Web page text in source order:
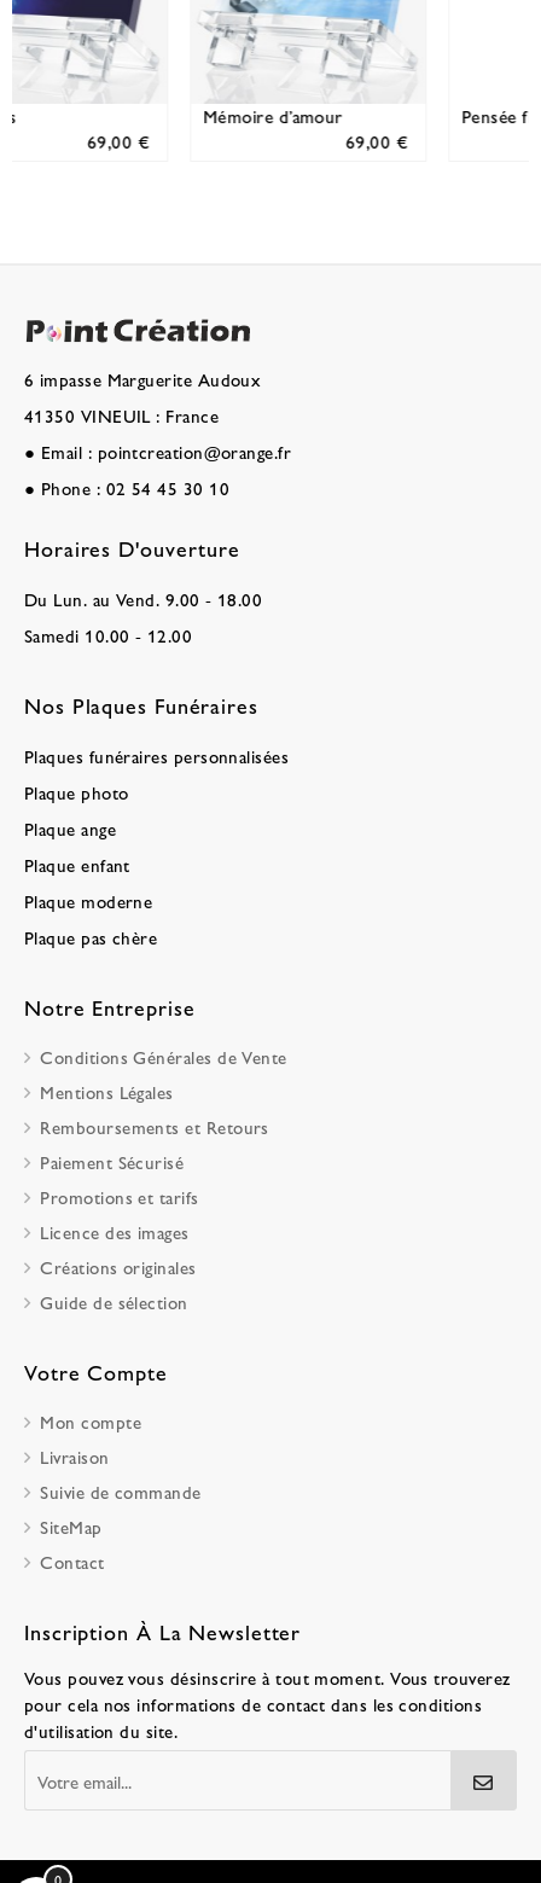
Vierge Marie
6 impasse Marguerite Audoux
41350 VINEUIL : France
● Email : pointcreation@orange.fr
● Phone : 02 54 45 30 10
Horaires D'ouverture
Du Lun. au Vend. 9.00 - 18.00
Samedi 10.00 - 12.00
Nos Plaques Funéraires
Plaques funéraires personnalisées
Plaque photo
Plaque ange
Plaque enfant
Plaque moderne
Plaque pas chère
Notre Entreprise
Conditions Générales de Vente
Mentions Légales
Remboursements et Retours
Paiement Sécurisé
Promotions et tarifs
Licence des images
Créations originales
Guide de sélection
Votre Compte
Mon compte
Livraison
Suivie de commande
SiteMap
Contact
Inscription À La Newsletter
Vous pouvez vous désinscrire à tout moment. Vous trouverez
pour cela nos informations de contact dans les conditions
d'utilisation du site.